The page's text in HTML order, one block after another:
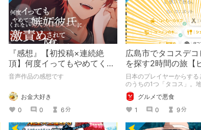
『感想』【初投稿×連続絶
頂】何度イってもやめてくれ
ない嫉妬彼氏に激責めされて
音声作品の感想です
お金大好き
0
0 6分
広島市でタコスデ
を探す2時間の旅【
ブルーム / Pikmin
日本のプレイヤーからする
のうちの1つ「タコス」。
けられなかった男が広島で
送りします。ねくすと5月
出かけの記録」。
グルメで悪食
1
0 9分